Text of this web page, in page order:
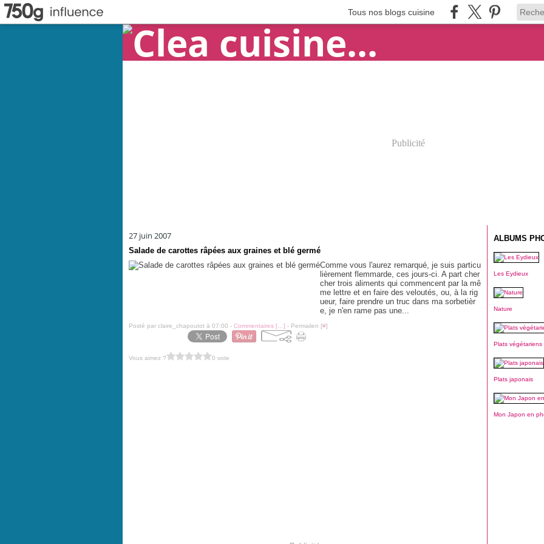
Tous nos blogs cuisine
Publicité
27 juin 2007
Salade de carottes râpées aux graines et blé germé
Comme vous l'aurez remarqué, je suis particu
lièrement flemmarde, ces jours-ci. A part cher
cher trois aliments qui commencent par la mê
me lettre et en faire des veloutés, ou, à la rig
ueur, faire prendre un truc dans ma sorbetièr
e, je n'en rame pas une...
Posté par claire_chapoutot à 07:00 - Commentaires [ ] - Permalien [#]
Vous aimez ? 0 vote
ALBUMS
Les Eydieux
Nature
Plats végétariens
Plats japonais
Mon Japon en